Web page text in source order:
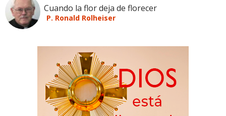
Cuando la flor deja de florecer
P. Ronald Rolheiser